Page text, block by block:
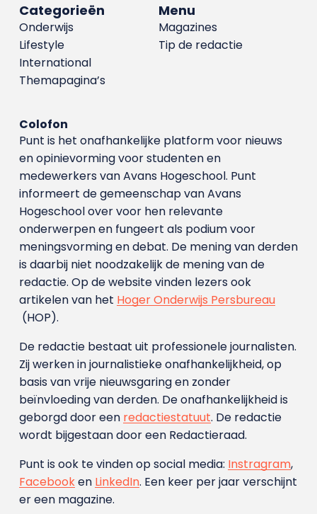
Menu
Magazines
Tip de redactie
Categorieën
Onderwijs
Lifestyle
International
Themapagina’s
Colofon
Punt is het onafhankelijke platform voor nieuws
en opinievorming voor studenten en
medewerkers van Avans Hoge­school. Punt
informeert de gemeenschap van Avans
Hogeschool over voor hen relevante
onderwerpen en fungeert als podium voor
meningsvorming en debat. De mening van derden
is daarbij niet noodzakelijk de mening van de
redactie. Op de website vinden lezers ook
artikelen van het Hoger Onderwijs Persbureau
(HOP).
De redactie bestaat uit professionele journalisten.
Zij werken in journalistieke onafhankelijkheid, op
basis van vrije nieuwsgaring en zonder
beïnvloeding van derden. De onafhankelijkheid is
geborgd door een redactiestatuut. De redactie
wordt bijgestaan door een Redactieraad.
Punt is ook te vinden op social media: Instragram,
Facebooken LinkedIn. Een keer per jaar verschijnt
er een magazine.